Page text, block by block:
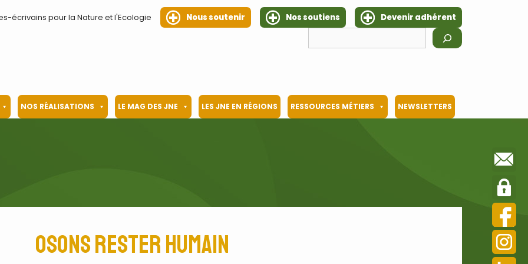
écrivains pour la Nature et l'Ecologie Nous soutenir Nos soutiens
Devenir adhérent
NOS RÉALISATIONS LE MAG DES JNE LES JNE EN RÉGIONS RESSOURCES MÉTIERS NEWSLETTERS
Osons rester humain